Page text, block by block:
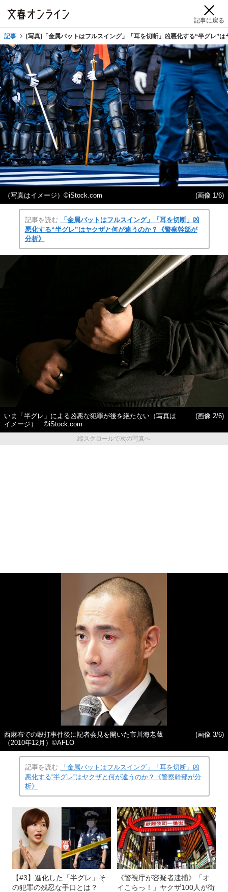
記事に戻る
記事 [写真]「金属バットはフルスイング」「耳を切断」凶悪化する“半グレ”
（写真はイメージ）©iStock.com (画像 1/6)
記事を読む
「金属バットはフルスイング」「耳を切断」凶
悪化する“半グレ”はヤクザと何が違うのか？《警察幹部が
分析》
いま「半グレ」による凶悪な犯罪が後を絶たない（写真は
イメージ） ©iStock.com
(画像 2/6)
縦スクロールで次の写真へ
西麻布での殴打事件後に記者会見を開いた市川海老蔵
（2010年12月）©AFLO
(画像 3/6)
記事を読む
「金属バットはフルスイング」「耳を切断」凶
悪化する“半グレ”はヤクザと何が違うのか？《警察幹部が分
析》
【#3】進化した「半グレ」そ
の犯罪の残忍な手口とは？
《警視庁が容疑者逮捕》「オ
イこらっ！」ヤクザ100人が街